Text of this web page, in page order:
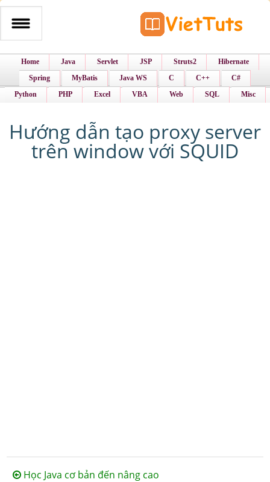
Home Java Servlet JSP Struts2
Hibernate
Spring
MyBatis Java WS C C++
C#
Python
PHP Excel VBA Web SQL Misc
Hướng dẫn tạo proxy server
trên window với SQUID
Học Java cơ bản đến nâng cao